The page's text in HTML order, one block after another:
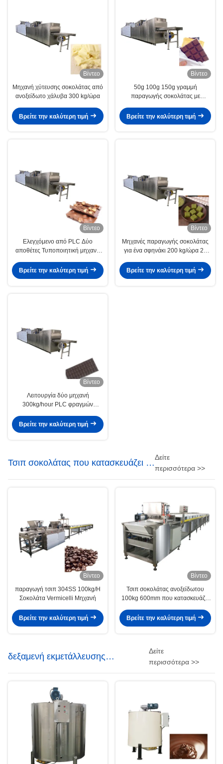
Βίντεο
Μηχανή χύτευσης σοκολάτας από
ανοξείδωτο χάλυβα 300 kg/ώρα
Βρείτε την καλύτερη τιμή
Βίντεο
50g 100g 150g γραμμή
παραγωγής σοκολάτας με
Βρείτε την καλύτερη τιμή
Βίντεο
Ελεγχόμενο από PLC Δύο
αποθέτες Τυποποιητική μηχανή
Βρείτε την καλύτερη τιμή
Βίντεο
Μηχανές παραγωγής σοκολάτας
για ένα σφηνάκι 200 kg/ώρα 23
Βρείτε την καλύτερη τιμή
Βίντεο
Λειτουργία δύο μηχανή
300kg/hour PLC φραγμών
Βρείτε την καλύτερη τιμή
Τσιπ σοκολάτας που κατασκευάζει τη
μηχανή
Δείτε
περισσότερα >>
Βίντεο
παραγωγή τσιπ 304SS 100kg/H
Σοκολάτα Vermicelli Μηχανή
Βρείτε την καλύτερη τιμή
Βίντεο
Τσιπ σοκολάτας ανοξείδωτου
100kg 600mm που κατασκευάζει
Βρείτε την καλύτερη τιμή
δεξαμενή εκμετάλλευσης
σοκολάτας
Δείτε
περισσότερα >>